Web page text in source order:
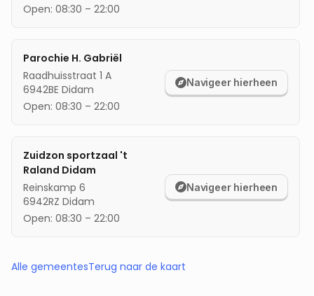
Open: 08:30 – 22:00
Parochie H. Gabriël
Raadhuisstraat 1 A
6942BE Didam
Open: 08:30 – 22:00
Navigeer hierheen
Zuidzon sportzaal 't
Raland Didam
Reinskamp 6
6942RZ Didam
Open: 08:30 – 22:00
Navigeer hierheen
Alle gemeentesTerug naar de kaart